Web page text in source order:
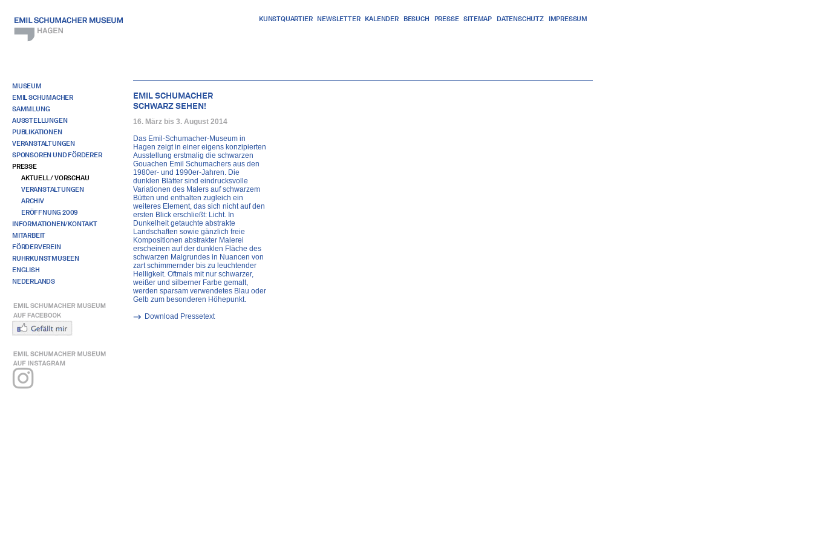
KUNSTQUARTIER NEWSLETTER KALENDER BESUCH PRESSE SITEMAP DATENSCHUTZ IMPRESSUM
MUSEUM
EMIL SCHUMACHER
SAMMLUNG
AUSSTELLUNGEN
PUBLIKATIONEN
VERANSTALTUNGEN
SPONSOREN UND FÖRDERER
PRESSE
AKTUELL / VORSCHAU
VERANSTALTUNGEN
ARCHIV
ERÖFFNUNG 2009
INFORMATIONEN/KONTAKT
MITARBEIT
FÖRDERVEREIN
RUHRKUNSTMUSEEN
ENGLISH
NEDERLANDS
EMIL SCHUMACHER
SCHWARZ SEHEN!
16. März bis 3. August 2014
Das Emil-Schumacher-Museum in
Hagen zeigt in einer eigens konzipierten
Ausstellung erstmalig die schwarzen
Gouachen Emil Schumachers aus den
1980er- und 1990er-Jahren. Die
dunklen Blätter sind eindrucksvolle
Variationen des Malers auf schwarzem
Bütten und enthalten zugleich ein
weiteres Element, das sich nicht auf den
ersten Blick erschließt: Licht. In
Dunkelheit getauchte abstrakte
Landschaften sowie gänzlich freie
Kompositionen abstrakter Malerei
erscheinen auf der dunklen Fläche des
schwarzen Malgrundes in Nuancen von
zart schimmernder bis zu leuchtender
Helligkeit. Oftmals mit nur schwarzer,
weißer und silberner Farbe gemalt,
werden sparsam verwendetes Blau oder
Gelb zum besonderen Höhepunkt.
Download Pressetext